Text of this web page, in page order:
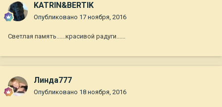
KATRIN&BERTIK
Опубликовано 17 ноября, 2016
Светлая память......красивой радуги......
Линда777
Опубликовано 18 ноября, 2016